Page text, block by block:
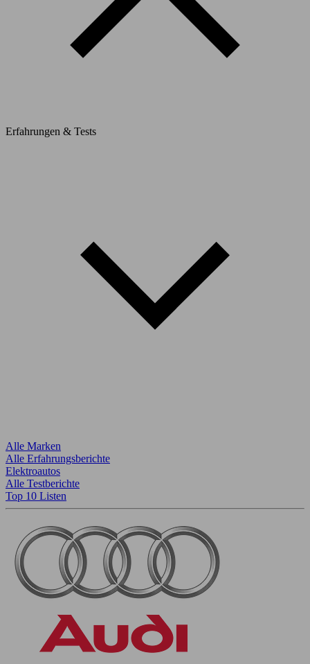
Erfahrungen & Tests
Alle Marken
Alle Erfahrungsberichte
Elektroautos
Alle Testberichte
Top 10 Listen